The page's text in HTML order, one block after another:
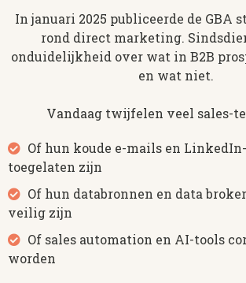
In januari 2025 publiceerde de GBA
rond direct marketing.
onduidelijkheid over wat in B2B
en wat niet.
Vandaag twijfelen veel sales-
Of hun koude e-mails en
toegelaten zijn
Of hun databronnen en data
veilig zijn
Of sales automation en AI-tools
worden